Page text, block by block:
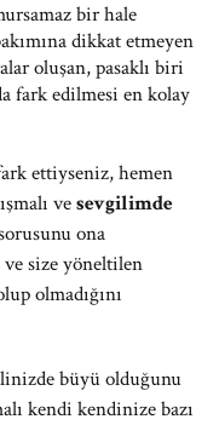
bir hale
dikkat etmeyen
oluşan, pasaklı biri
fark edilmesi en kolay
ettiyseniz, hemen
vesevgilimde
ona
ve size yöneltilen
olmadığını
büyü olduğunu
kendi kendinize bazı